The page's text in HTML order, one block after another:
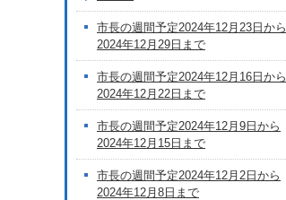
市長の週間予定2024年12月23日から
2024年12月29日まで
市長の週間予定2024年12月16日から
2024年12月22日まで
市長の週間予定2024年12月9日から
2024年12月15日まで
市長の週間予定2024年12月2日から
2024年12月8日まで